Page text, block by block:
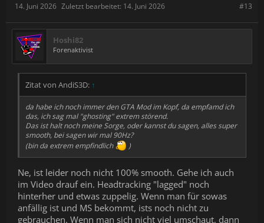
#13
14. Juni 2026 Zuletzt bearbeitet: 14. Juni 2026
Hoshi82
Forenaktivist
Zitat von AndiS3D: ↑
da habe ich noch immer den GTA Mod im Kopf, da empfamd ich
das, ich sag mal "ghosting" extrem störend.
Das ist halt noch meine Sorge, oder kannst du sagen, alles super
smooth, bei sagen wir mal 90Hz?
(bin da extrem empfindlich
)
Ne, ist leider noch nicht 100% smooth. Gehe ich auch
im Video drauf ein. Headtracking "lagged" noch
hinterher und etwas zuppelig. Wenn man für sowas
anfällig ist und MS bekommt, ists noch nicht zu
gebrauchen. Wenn man sich nicht viel umschaut, dann